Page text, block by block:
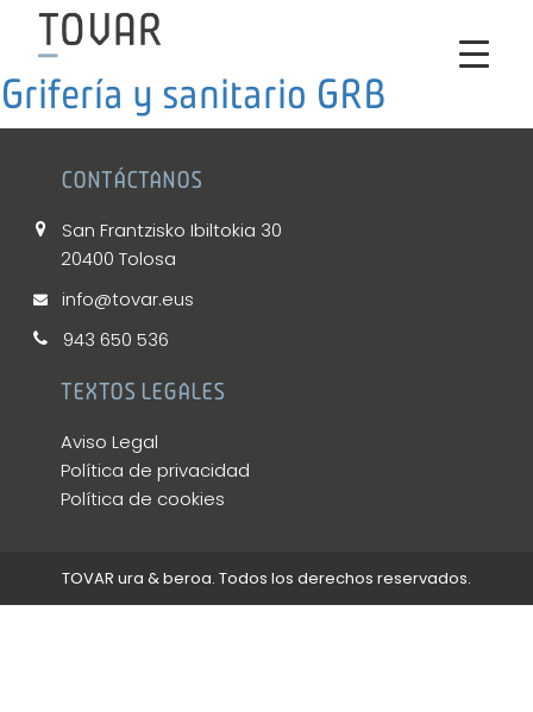
Grifería y sanitario GRB
CONTÁCTANOS
San Frantzisko Ibiltokia 30
20400 Tolosa
info@tovar.eus
943 650 536
TEXTOS LEGALES
Aviso Legal
Política de privacidad
Política de cookies
TOVAR ura & beroa. Todos los derechos reservados.